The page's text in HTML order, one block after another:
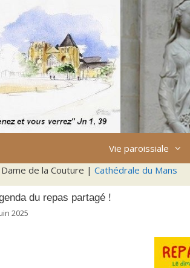
Vie paroissiale
de la Couture | Cathédrale du Mans
du repas partagé !
2025